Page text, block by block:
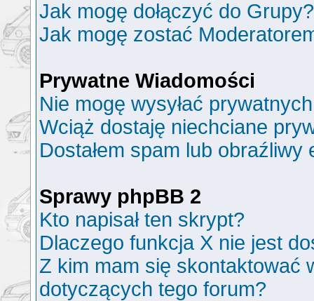
Jak mogę dołączyć do Grupy?
Jak mogę zostać
Prywatne Wiadomości
Nie mogę wysyłać
Wciąż dostaję niechciane
Dostałem spam lub
Sprawy phpBB 2
Kto napisał ten skrypt?
Dlaczego funkcja X nie jest
Z kim mam się skontaktować
dotyczących tego forum?